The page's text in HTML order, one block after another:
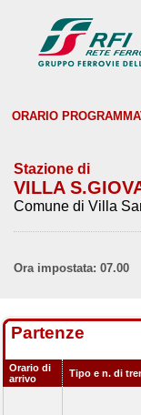
ORARIO
Stazione di
VILLA
Comune di Villa
Ora impostata: 07.00
Partenze
Orario di
arrivo
Tipo e n. di